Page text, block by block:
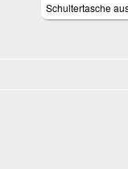
Schultertasche
Nubukleder, braun